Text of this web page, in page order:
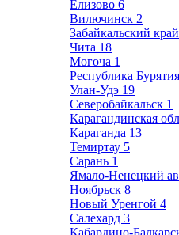
Елизово 6
Вилючинск 2
Забайкальский край
Чита 18
Могоча 1
Республика Бурятия
Улан-Удэ 19
Северобайкальск 1
Карагандинская
Караганда 13
Темиртау 5
Сарань 1
Ямало-Ненецкий
Ноябрьск 8
Новый Уренгой 4
Салехард 3
Кабардино-